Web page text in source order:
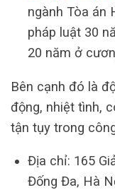
ngành Tòa án
pháp luật 30
20 năm ở
Bên cạnh đó là
động, nhiệt tình,
tận tụy trong
Địa chỉ: 165
Đống Đa, Hà